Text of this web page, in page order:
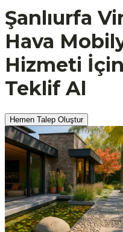
Şanlıurfa
Hava
Hizmeti
Teklif Al
Hemen Talep Oluştur